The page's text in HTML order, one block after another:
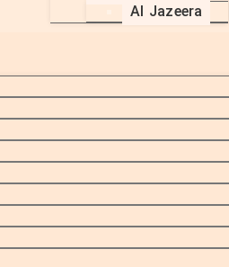
Al Jazeera